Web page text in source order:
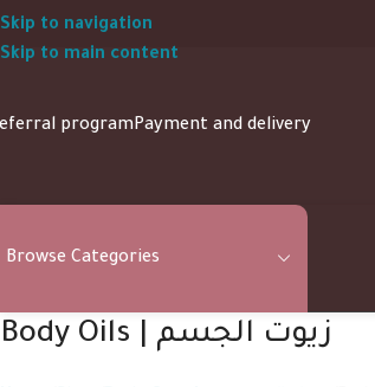
Skip to navigation
Skip to main content
programPayment and delivery
Browse Categories
Body Oils | زيوت الجسم